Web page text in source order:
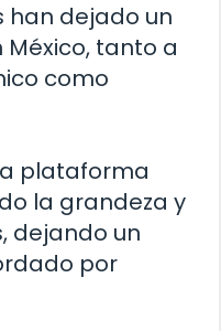
han dejado un
tanto a
como
plataforma
la grandeza y
dejando un
por